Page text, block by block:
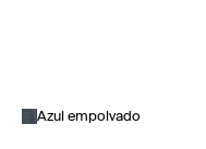
Azul empolvado